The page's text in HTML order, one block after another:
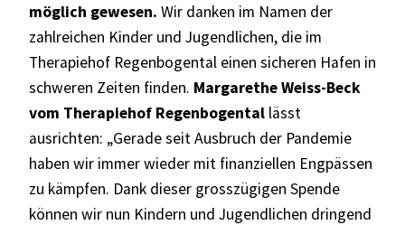
möglich gewesen. Wir danken im Namen der
zahlreichen Kinder und Jugendlichen, die im
Therapiehof Regenbogental einen sicheren Hafen in
schweren Zeiten finden. Margarethe Weiss-Beck
vom Therapiehof Regenbogental lässt
ausrichten: „Gerade seit Ausbruch der Pandemie
haben wir immer wieder mit finanziellen Engpässen
zu kämpfen. Dank dieser grosszügigen Spende
können wir nun Kindern und Jugendlichen dringend